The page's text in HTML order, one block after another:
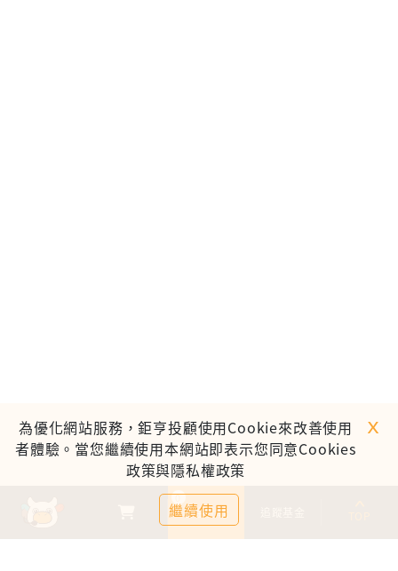
基金比較
0
為優化網站服務，鉅亨投顧使用Cookie來改善使用
者體驗。當您繼續使用本網站即表示您同意Cookies
政策與隱私權政策
繼續使用
ｘ